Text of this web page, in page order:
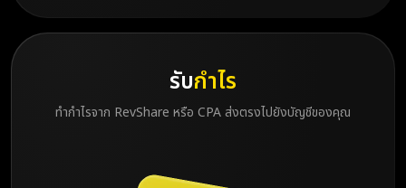
รับกำไร
ทำกำไรจาก RevShare หรือ CPA ส่งตรงไปยังบัญชีของคุณ